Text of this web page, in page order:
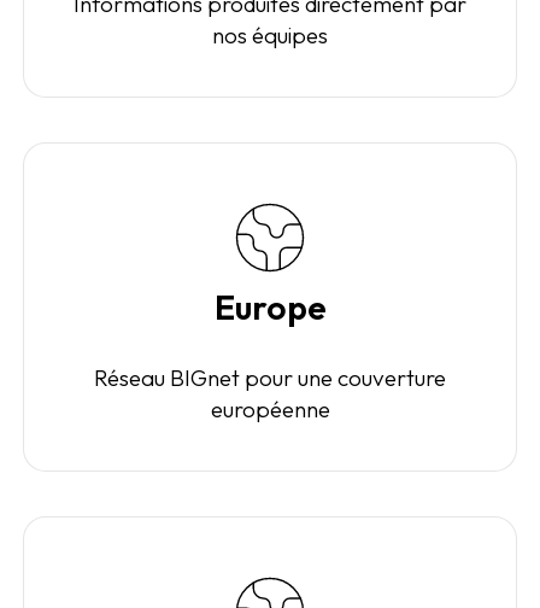
nos équipes
Europe
Réseau BIGnet pour une couverture
européenne